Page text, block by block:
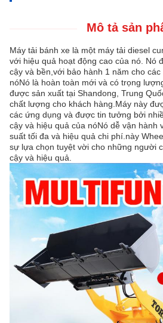
Mô tả sản
Máy tải bánh xe là một máy tải diesel
với hiệu quả hoạt động cao của nó. Nó
cậy và bền,với bảo hành 1 năm cho
nóNó là hoàn toàn mới và có trọng
được sản xuất tại Shandong, Trung
chất lượng cho khách hàng.Máy này
các ứng dụng và được tin tưởng bởi
cậy và hiệu quả của nóNó dễ vận hành
suất tối đa và hiệu quả chi phí.này
sự lựa chọn tuyệt vời cho những người
cậy và hiệu quả.